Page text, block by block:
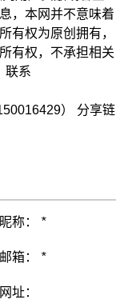
，本网并不意味着
有权为原创拥有，
有权，不承担相关
联系
） 分享链
昵称： *
邮箱： *
网址：